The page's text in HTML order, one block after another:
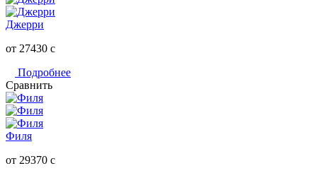
Джерри
от 27430 c
Подробнее
Сравнить
Филя
от 29370 c